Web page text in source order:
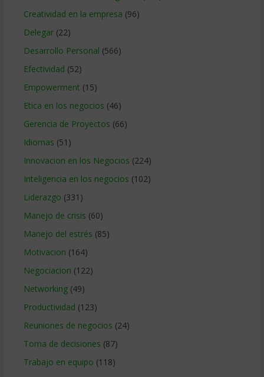
Creatividad en la empresa (96)
Delegar(22)
Desarrollo Personal (566)
Efectividad (52)
Empowerment (15)
Etica en los negocios (46)
Gerencia de Proyectos (66)
Idiomas (51)
Innovacion en los Negocios (224)
Inteligencia en los negocios (102)
Liderazgo (331)
Manejo de crisis (60)
Manejo del estrés (85)
Motivacion (164)
Negociacion (122)
Networking(49)
Productividad (123)
Reuniones de negocios (24)
Toma de decisiones (87)
Trabajo en equipo (118)